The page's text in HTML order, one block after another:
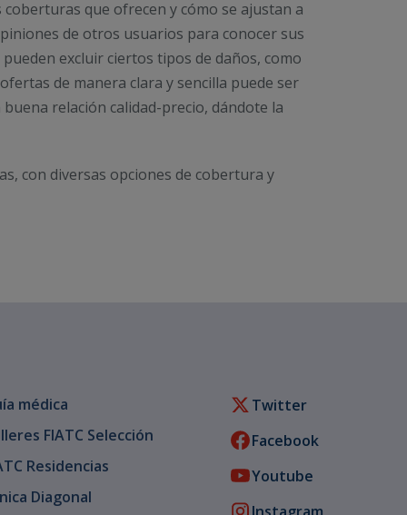
que ofrecen y cómo se ajustan a
de otros usuarios para conocer sus
excluir ciertos tipos de daños, como
de manera clara y sencilla puede ser
relación calidad-precio, dándote la
con diversas opciones de cobertura y
médica
FIATC Selección
Residencias
Diagonal
Twitter
Facebook
Youtube
Instagram